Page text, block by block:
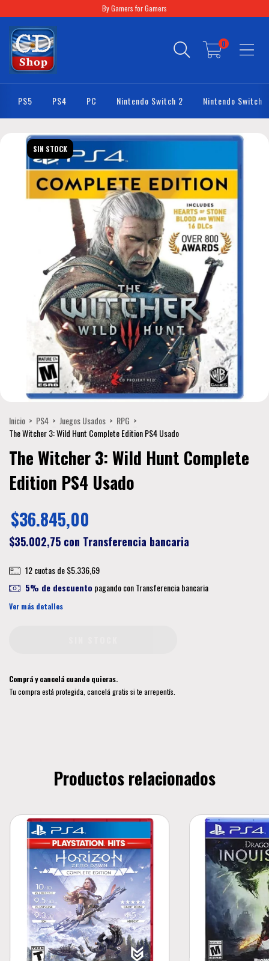
By Gamers for Gamers
0
PS5 PS4 PC Nintendo Switch 2 Nintendo Switch
SIN STOCK
Inicio > PS4 > Juegos Usados > RPG >
The Witcher 3: Wild Hunt Complete Edition PS4 Usado
The Witcher 3: Wild Hunt Complete
Edition PS4 Usado
$36.845,00
$35.002,75 con Transferencia bancaria
12 cuotas de$5.336,69
5% de descuento pagando con Transferencia bancaria
Ver más detalles
Comprá y cancelá cuando quieras.
Tu compra está protegida, cancelá gratis si te arrepentís.
Productos relacionados